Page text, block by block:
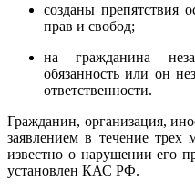
созданы препятствия
прав и свобод;
на гражданина
обязанность или он
ответственности.
Гражданин, организация,
заявлением в течение трех
известно о нарушении его
установлен КАС РФ.